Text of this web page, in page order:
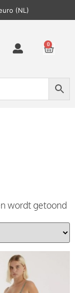
(NL)
0
wordt getoond